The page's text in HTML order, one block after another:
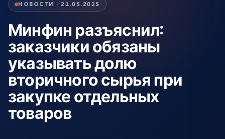
НОВОСТИ · 21.05.2025
Минфин разъяснил:
заказчики обязаны
указывать долю
вторичного сырья при
закупке отдельных
товаров